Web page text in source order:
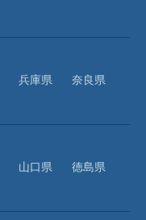
兵庫県
奈良県
山口県
徳島県